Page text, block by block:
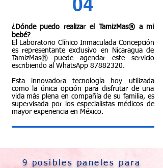
¿Dónde puedo realizar el TamizMas® a mi
bebé?
El Laboratorio Clínico Inmaculada Concepción
es representante exclusivo en Nicaragua de
TamizMas® puede agendar este servicio
escribiendo al WhatsApp 87882320.
Esta innovadora tecnología hoy utilizada
como la única opción para disfrutar de una
vida más plena en compañía de su familia, es
supervisada por los especialistas médicos de
mayor experiencia en México.
9 posibles paneles para